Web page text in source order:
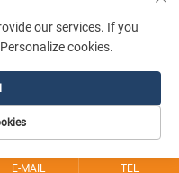
E-MAIL TEL
our services. If you
cookies.